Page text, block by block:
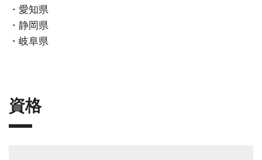
・愛知県
・静岡県
・岐阜県
資格